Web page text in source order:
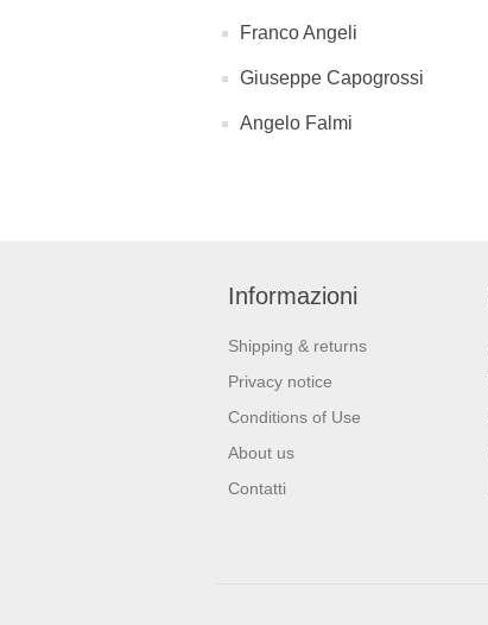
Franco Angeli
Giuseppe Capogrossi
Angelo Falmi
Informazioni
Shipping & returns
Privacy notice
Conditions of Use
About us
Contatti